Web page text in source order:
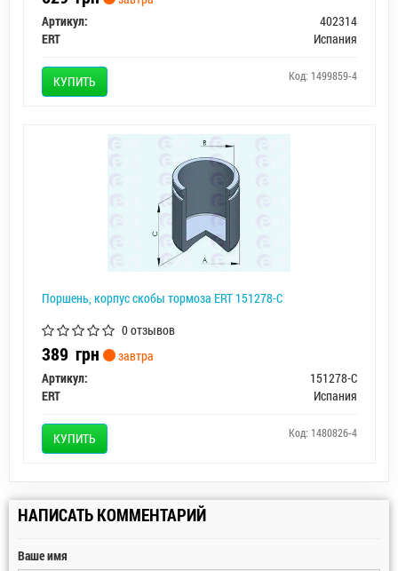
Артикул:
402314
ERT
Испания
КУПИТЬ Код: 1499859-4
Поршень, корпус скобы тормоза ERT 151278-C
0 отзывов
389 грн
завтра
Артикул:
151278-C
ERT
Испания
КУПИТЬ Код: 1480826-4
НАПИСАТЬ КОММЕНТАРИЙ
Ваше имя